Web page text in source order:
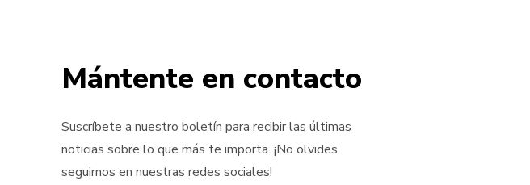
Mántente en contacto
Suscríbete a nuestro boletín para recibir las últimas
noticias sobre lo que más te importa. ¡No olvides
seguirnos en nuestras redes sociales!